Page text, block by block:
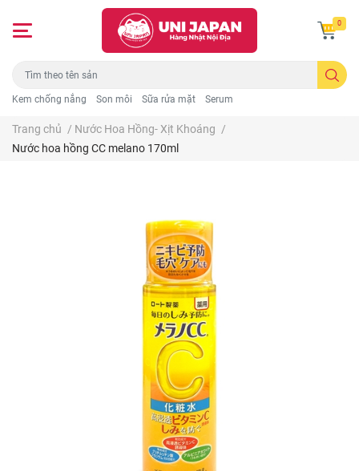
Kem chống nắng Son môi Sữa rửa mặt Serum
0
Trang chủ / Nước Hoa Hồng- Xịt Khoáng /
Nước hoa hồng CC melano 170ml